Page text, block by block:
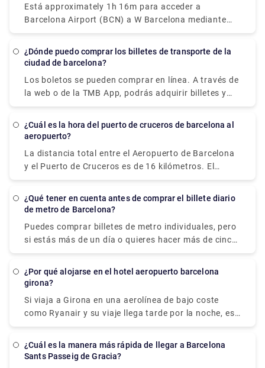
lado, solo está disponible a través de un autobús y
metrolink. El tiempo total de viaje con esta técnica
5,90 € (tarifa de Aerobús) + 2,20 €. (tarifa de
metro). Los autobuses salen del aeropuerto desde
las 5:35 a. m. hasta la 1:00 a. m.
Está approximately 1h 16m para acceder a
Barcelona Airport (BCN) a W Barcelona mediante
Zona Universitaria y Astilleros. Alternatively, yo may
Barcelona vía Pl. Cataluña - Fontanella, Pl. Cataluña
de Cataluña in around 1h 9m. Train operadores
¿Dónde puedo comprar los billetes de transporte de la
ciudad de barcelona?
Los boletos se pueden comprar en línea. A través de
la web o de la TMB App, podrás adquirir billetes y
abonos de forma rápida y sencilla. Cuando compre
sitio web o en la página de la aplicación, así como
acercarte a una máquina distribuidora de la red de
metro e introducir el código para imprimir y recoger
buscar este código en tu espacio personal en "Mis
entradas".
¿Cuál es la hora del puerto de cruceros de barcelona al
aeropuerto?
La distancia total entre el Aeropuerto de Barcelona
y el Puerto de Cruceros es de 16 kilómetros. El
tiempo total de viaje con un automóvil es
¿Qué tener en cuenta antes de comprar el billete diario
de metro de Barcelona?
Puedes comprar billetes de metro individuales, pero
si estás más de un día o quieres hacer más de cinco
viajes en metro o autobús, te recomendamos el
si desea un número ilimitado de viajes en transporte
ahorros en actividades. Puede ahorrarle mucho
tiempo y dinero al comprar boletos.
¿Por qué alojarse en el hotel aeropuerto barcelona
girona?
Si viaja a Girona en una aerolínea de bajo coste
como Ryanair y su viaje llega tarde por la noche, es
posible que desee alojarse en un hotel práctico
comienzo al día siguiente. Hay un hotel en el
¿Cuál es la manera más rápida de llegar a Barcelona
Sants Passeig de Gracia?